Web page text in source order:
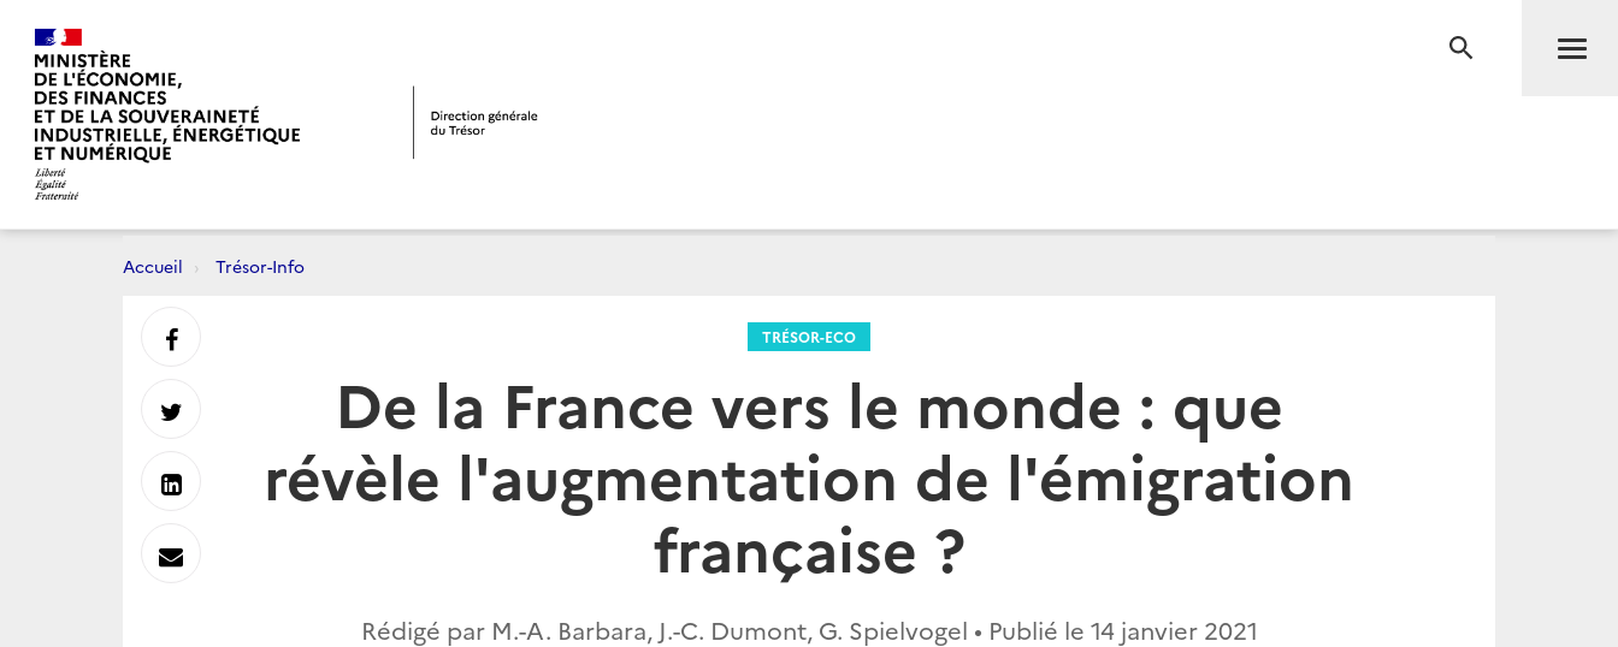
RECHERCHE
Accueil Trésor-Info
TRÉSOR-ECO
De la France vers le monde : que
révèle l'augmentation de l'émigration
française ?
Rédigé par M.-A. Barbara, J.-C. Dumont, G. Spielvogel • Publié le 14 janvier 2021
Partager
sur
Partager
sur
Partager
sur
Envoyer